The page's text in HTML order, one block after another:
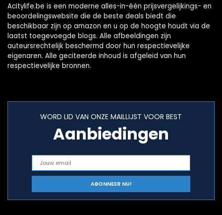
Acitylife.be is een moderne alles-in-één prijsvergelijkings- en
beoordelingswebsite die de beste deals biedt die
beschikbaar zijn op amazon en u op de hoogte houdt via de
laatst toegevoegde blogs. Alle afbeeldingen zijn
auteursrechtelijk beschermd door hun respectievelijke
eigenaren. Alle geciteerde inhoud is afgeleid van hun
respectievelijke bronnen.
WORD LID VAN ONZE MAILLIJST VOOR BEST
Aanbiedingen